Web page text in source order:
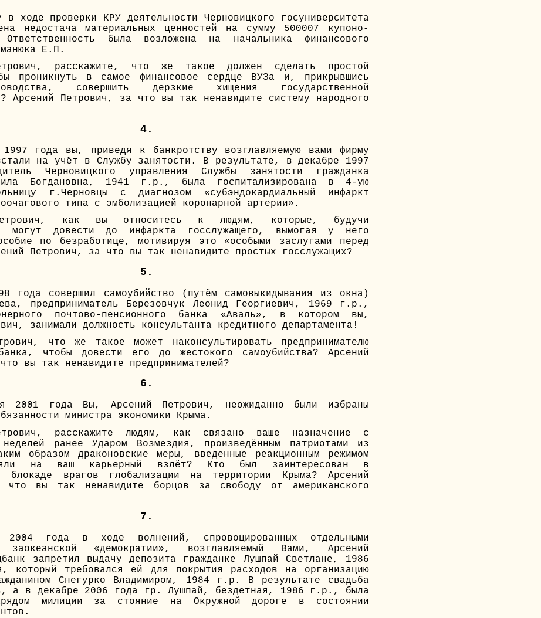
ходе проверки КРУ деятельности Черновицкого госуниверситета
недостача материальных ценностей на сумму 500007 купоно-
Ответственность была возложена на начальника финансового
Е.П.
расскажите, что же такое должен сделать простой
проникнуть в самое финансовое сердце ВУЗа и, прикрывшись
совершить дерзкие хищения государственной
Арсений Петрович, за что вы так ненавидите систему народного
4.
года вы, приведя к банкротству возглавляемую вами фирму
на учёт в Службу занятости. В результате, в декабре 1997
Черновицкого управления Службы занятости гражданка
Богдановна, 1941 г.р., была госпитализирована в 4-ую
г.Черновцы с диагнозом «субэндокардиальный инфаркт
типа с эмболизацией коронарной артерии».
как вы относитесь к людям, которые, будучи
могут довести до инфаркта госслужащего, вымогая у него
по безработице, мотивируя это «особыми заслугами перед
Петрович, за что вы так ненавидите простых госслужащих?
5.
года совершил самоубийство (путём самовыкидывания из окна)
предприниматель Березовчук Леонид Георгиевич, 1969 г.р.,
почтово-пенсионного банка «Аваль», в котором вы,
занимали должность консультанта кредитного департамента!
что же такое может наконсультировать предпринимателю
чтобы довести его до жестокого самоубийства? Арсений
вы так ненавидите предпринимателей?
6.
2001 года Вы, Арсений Петрович, неожиданно были избраны
министра экономики Крыма.
расскажите людям, как связано ваше назначение с
неделей ранее Ударом Возмездия, произведённым патриотами из
образом драконовские меры, введенные реакционным режимом
на ваш карьерный взлёт? Кто был заинтересован в
блокаде врагов глобализации на территории Крыма? Арсений
что вы так ненавидите борцов за свободу от американского
7.
года в ходе волнений, спровоцированных отдельными
заокеанской «демократии», возглавляемый Вами, Арсений
запретил выдачу депозита гражданке Лушпай Светлане, 1986
который требовался ей для покрытия расходов на организацию
Снегурко Владимиром, 1984 г.р. В результате свадьба
а в декабре 2006 года гр. Лушпай, бездетная, 1986 г.р., была
милиции за стояние на Окружной дороге в состоянии